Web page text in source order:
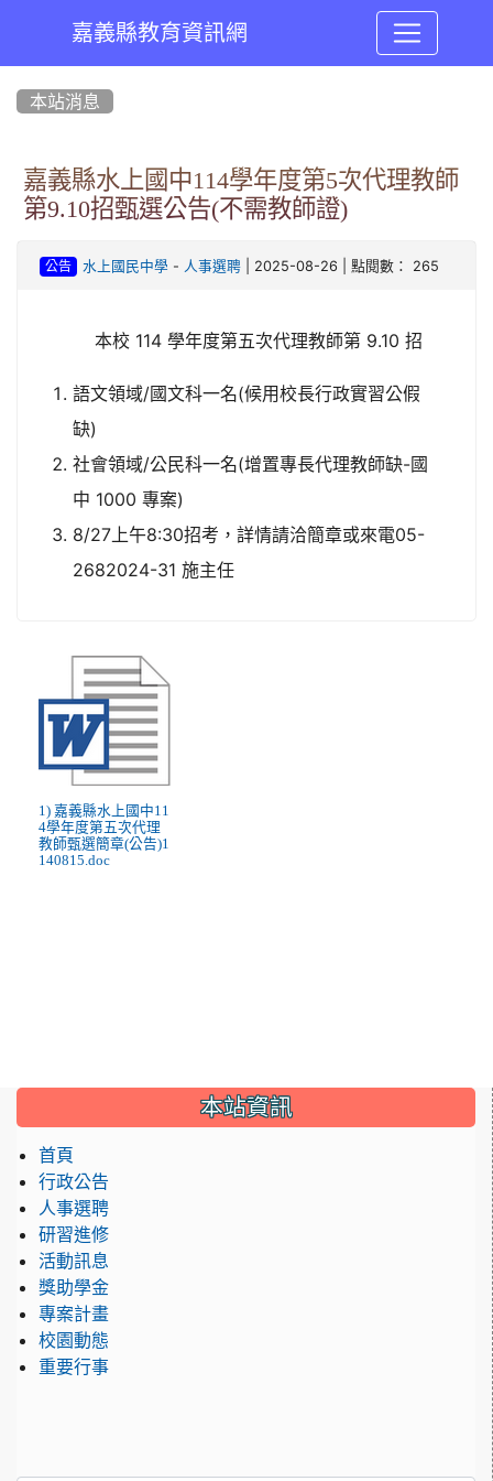
嘉義縣教育資訊網
本站消息
嘉義縣水上國中114學年度第5次代理教師
第9.10招甄選公告(不需教師證)
公告 水上國民中學- 人事選聘| 2025-08-26 | 點閱數： 265
本校 114 學年度第五次代理教師第 9.10 招
語文領域/國文科一名(候用校長行政實習公假
缺)
社會領域/公民科一名(增置專長代理教師缺-國
中 1000 專案)
8/27上午8:30招考，詳情請洽簡章或來電05-
2682024-31 施主任
1) 嘉義縣水上國中11
4學年度第五次代理
教師甄選簡章(公告)1
140815.doc
::: 本站資訊
首頁
行政公告
人事選聘
研習進修
活動訊息
獎助學金
專案計畫
校園動態
重要行事